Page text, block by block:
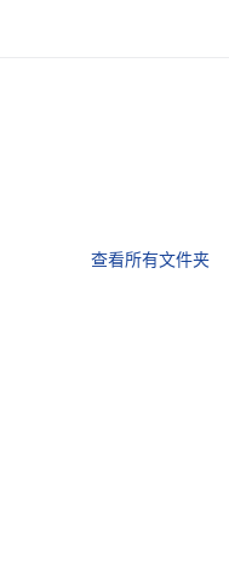
查看所有文件夹